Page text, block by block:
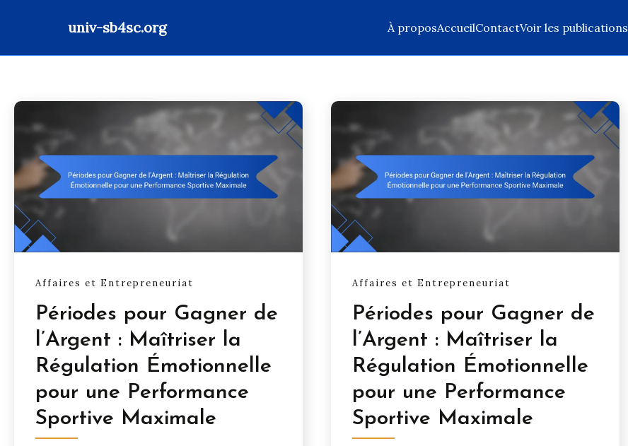
univ-sb4sc.org À proposAccueilContactVoir les publications
content
Affaires et Entrepreneuriat
Périodes pour Gagner de
l’Argent : Maîtriser la
Régulation Émotionnelle
pour une Performance
Sportive Maximale
Affaires et Entrepreneuriat
Périodes pour Gagner de
l’Argent : Maîtriser la
Régulation Émotionnelle
pour une Performance
Sportive Maximale